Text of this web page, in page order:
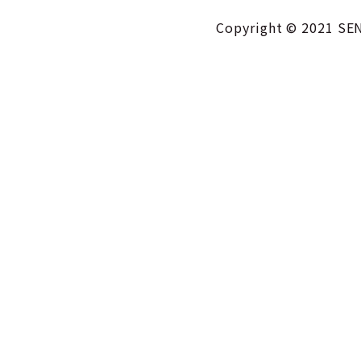
Copyright © 2021